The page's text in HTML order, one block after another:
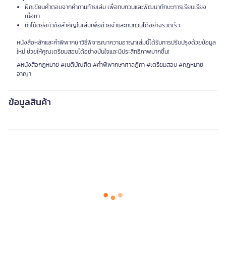
ฝึกเขียนคำตอบจากคำถามท้ายเล่ม เพื่อทบทวนและพัฒนาทักษะการเรียบเรียง
เนื้อหา
ทำโน้ตย่อหัวข้อสำคัญในเล่มเพื่อช่วยจำและทบทวนได้อย่างรวดเร็ว
หนังสือหลักและคำพิพากษาวิธีพิจารณาความอาญาเล่มนี้ได้รับการปรับปรุงด้วยข้อมูล
ใหม่ ช่วยให้คุณเตรียมสอบได้อย่างมั่นใจและมีประสิทธิภาพมากขึ้น!
#หนังสือกฎหมาย #เนติบัณฑิต #คำพิพากษาศาลฎีกา #เตรียมสอบ #กฎหมาย
อาญา
ข้อมูลสินค้า